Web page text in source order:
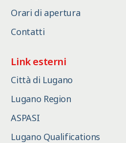
Orari di apertura
Contatti
Link esterni
Città di Lugano
Lugano Region
ASPASI
Lugano Qualifications